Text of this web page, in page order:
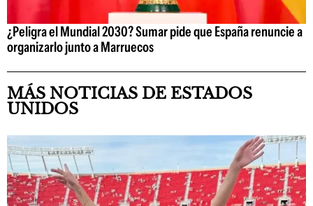
¿Peligra el Mundial 2030? Sumar pide que España renuncie a
organizarlo junto a Marruecos
MÁS NOTICIAS DE ESTADOS
UNIDOS